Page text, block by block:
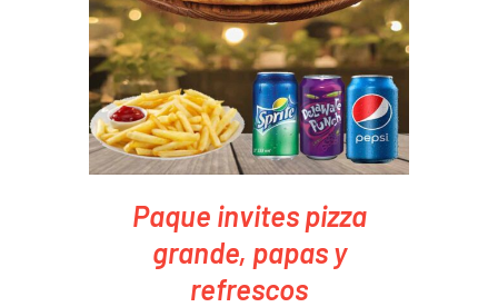
PEDIR AHORA
/
DETAILS
Paque invites pizza
grande, papas y
refrescos